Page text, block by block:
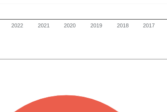
2022 2021 2020 2019 2018 2017